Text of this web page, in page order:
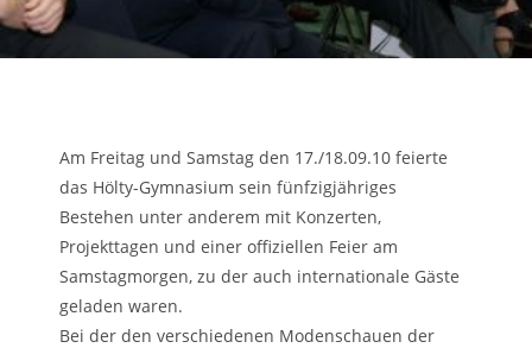
Am Freitag und Samstag den 17./18.09.10 feierte
das Hölty-Gymnasium sein fünfzigjähriges
Bestehen unter anderem mit Konzerten,
Projekttagen und einer offiziellen Feier am
Samstagmorgen, zu der auch internationale Gäste
geladen waren.
Bei der den verschiedenen Modenschauen der